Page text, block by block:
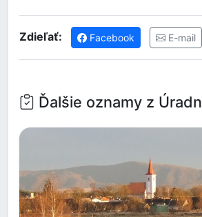
Zdieľať: Facebook E-mail
Ďalšie oznamy z